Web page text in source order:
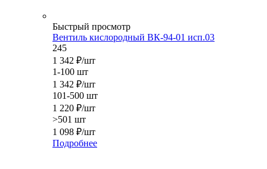
Быстрый просмотр
Вентиль кислородный ВК-94-01 исп.03
245
1 342 ₽/шт
1-100 шт
1 342 ₽/шт
101-500 шт
1 220 ₽/шт
>501 шт
1 098 ₽/шт
Подробнее